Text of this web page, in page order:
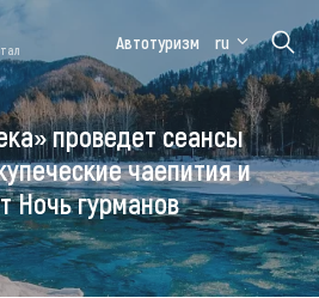
Медицинский
форум
Алтайская
зимовка
Автотуризм ru
проведет сеансы
чаепития и
Ночь гурманов